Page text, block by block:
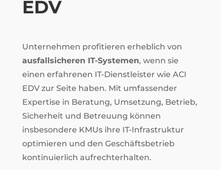
EDV
Unternehmen profitieren erheblich von
ausfallsicheren IT-Systemen, wenn sie
einen erfahrenen IT-Dienstleister wie ACI
EDV zur Seite haben. Mit umfassender
Expertise in Beratung, Umsetzung, Betrieb,
Sicherheit und Betreuung können
insbesondere KMUs ihre IT-Infrastruktur
optimieren und den Geschäftsbetrieb
kontinuierlich aufrechterhalten.